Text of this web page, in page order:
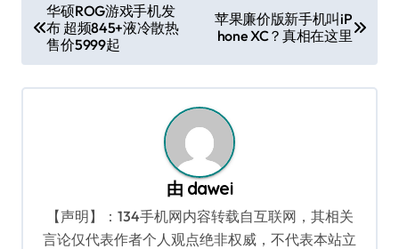
章
导
航
华硕ROG游戏手机发
布 超频845+液冷散热
售价5999起
苹果廉价版新手机叫iP
hone XC？真相在这里
由 dawei
【声明】：134手机网内容转载自互联网，其相关
言论仅代表作者个人观点绝非权威，不代表本站立